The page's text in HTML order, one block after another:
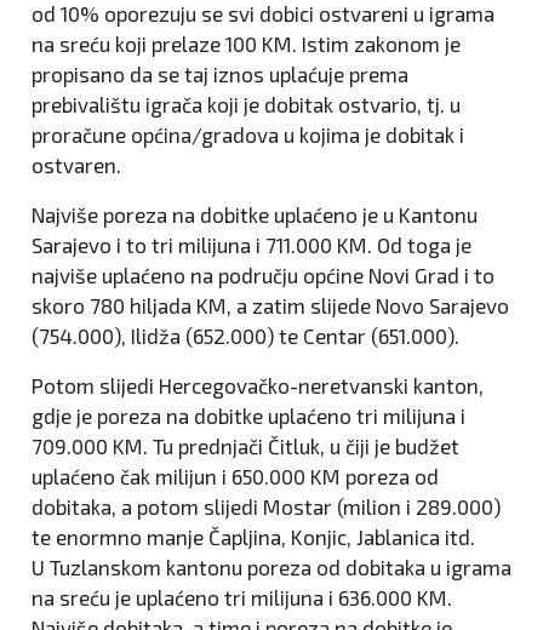
od 10% oporezuju se svi dobici ostvareni u igrama
na sreću koji prelaze 100 KM. Istim zakonom je
propisano da se taj iznos uplaćuje prema
prebivalištu igrača koji je dobitak ostvario, tj. u
proračune općina/gradova u kojima je dobitak i
ostvaren.
Najviše poreza na dobitke uplaćeno je u Kantonu
Sarajevo i to tri milijuna i 711.000 KM. Od toga je
najviše uplaćeno na području općine Novi Grad i to
skoro 780 hiljada KM, a zatim slijede Novo Sarajevo
(754.000), Ilidža (652.000) te Centar (651.000).
Potom slijedi Hercegovačko-neretvanski kanton,
gdje je poreza na dobitke uplaćeno tri milijuna i
709.000 KM. Tu prednjači Čitluk, u čiji je budžet
uplaćeno čak milijun i 650.000 KM poreza od
dobitaka, a potom slijedi Mostar (milion i 289.000)
te enormno manje Čapljina, Konjic, Jablanica itd.
U Tuzlanskom kantonu poreza od dobitaka u igrama
na sreću je uplaćeno tri milijuna i 636.000 KM.